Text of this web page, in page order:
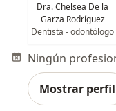
Dra. Chelsea De la
Garza Rodríguez
Dentista - odontólogo
Mostrar perfil